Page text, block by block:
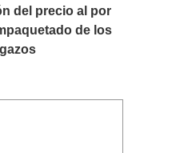
del precio al por
de los